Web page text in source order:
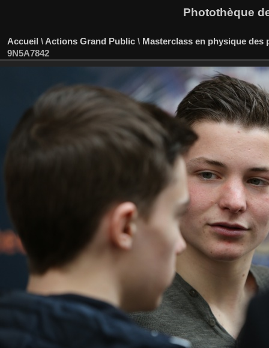
Photothèque
Accueil \ Actions Grand Public \ Masterclass en physique des
9N5A7842